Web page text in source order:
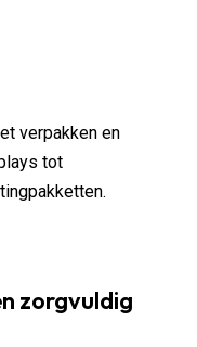
verpakken en
tot
zorgvuldig